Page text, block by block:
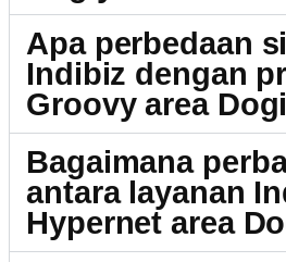
Apa perbedaan
Indibiz dengan
Groovy area
Bagaimana
antara layanan
Hypernet area